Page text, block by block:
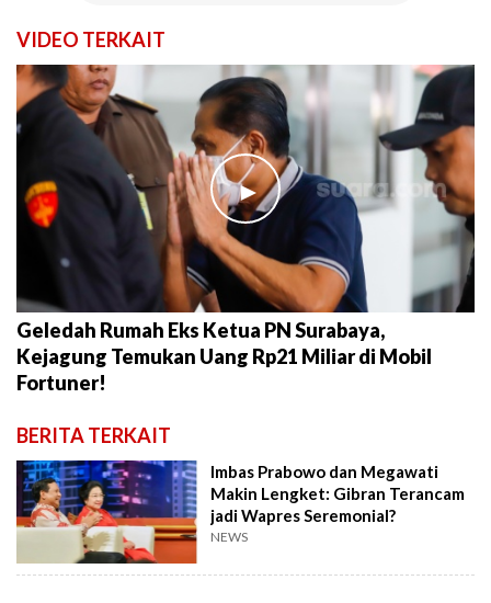
VIDEO TERKAIT
►
Geledah Rumah Eks Ketua PN Surabaya,
Kejagung Temukan Uang Rp21 Miliar di Mobil
Fortuner!
BERITA TERKAIT
Imbas Prabowo dan Megawati
Makin Lengket: Gibran Terancam
jadi Wapres Seremonial?
NEWS